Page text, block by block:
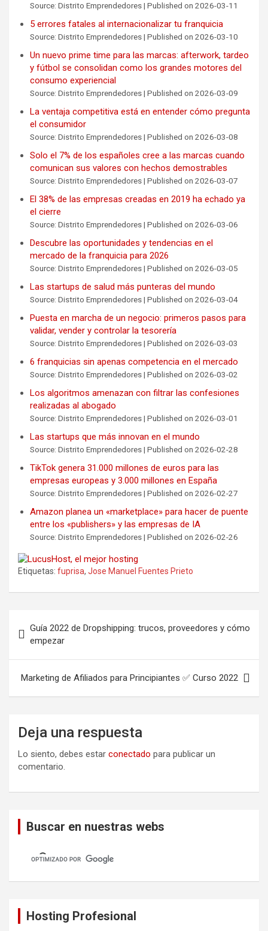
Source: Distrito Emprendedores Published on 2026-03-11
5 errores fatales al internacionalizar tu franquicia
Source: Distrito Emprendedores Published on 2026-03-10
Un nuevo prime time para las marcas: afterwork, tardeo
y fútbol se consolidan como los grandes motores del
consumo experiencial
Source: Distrito Emprendedores Published on 2026-03-09
La ventaja competitiva está en entender cómo pregunta
el consumidor
Source: Distrito Emprendedores Published on 2026-03-08
Solo el 7% de los españoles cree a las marcas cuando
comunican sus valores con hechos demostrables
Source: Distrito Emprendedores Published on 2026-03-07
El 38% de las empresas creadas en 2019 ha echado ya
el cierre
Source: Distrito Emprendedores Published on 2026-03-06
Descubre las oportunidades y tendencias en el
mercado de la franquicia para 2026
Source: Distrito Emprendedores Published on 2026-03-05
Las startups de salud más punteras del mundo
Source: Distrito Emprendedores Published on 2026-03-04
Puesta en marcha de un negocio: primeros pasos para
validar, vender y controlar la tesorería
Source: Distrito Emprendedores Published on 2026-03-03
6 franquicias sin apenas competencia en el mercado
Source: Distrito Emprendedores Published on 2026-03-02
Los algoritmos amenazan con filtrar las confesiones
realizadas al abogado
Source: Distrito Emprendedores Published on 2026-03-01
Las startups que más innovan en el mundo
Source: Distrito Emprendedores Published on 2026-02-28
TikTok genera 31.000 millones de euros para las
empresas europeas y 3.000 millones en España
Source: Distrito Emprendedores Published on 2026-02-27
Amazon planea un «marketplace» para hacer de puente
entre los «publishers» y las empresas de IA
Source: Distrito Emprendedores Published on 2026-02-26
Etiquetas: fuprisa, Jose Manuel Fuentes Prieto
de
entradas
Guía 2022 de Dropshipping: trucos, proveedores y cómo
empezar
Marketing de Afiliados para Principiantes ✅ Curso 2022
Deja una respuesta
Lo siento, debes estar conectado para publicar un
comentario.
Buscar en nuestras webs
Hosting Profesional